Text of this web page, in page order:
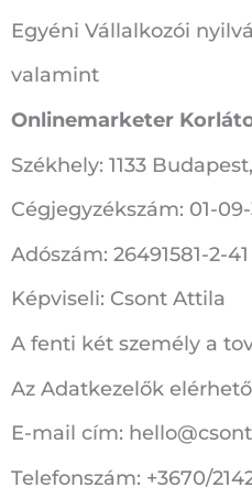
Egyéni Vállalkozói
valamint
Onlinemarketer
Székhely: 1133
Cégjegyzékszám: 01-
Adószám: 26491581-2-41
Képviseli: Csont Attila
A fenti két személy a
Az Adatkezelők
E-mail cím:
Telefonszám: +3670/